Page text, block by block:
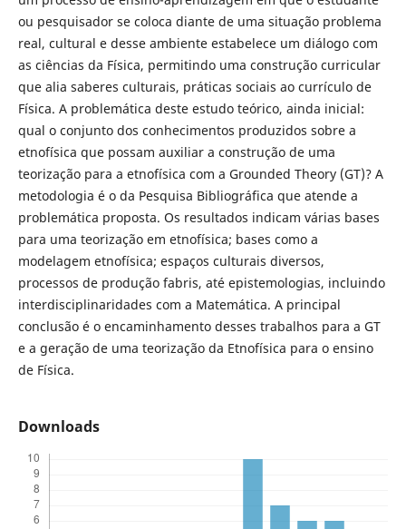
ou pesquisador se coloca diante de uma situação problema
real, cultural e desse ambiente estabelece um diálogo com
as ciências da Física, permitindo uma construção curricular
que alia saberes culturais, práticas sociais ao currículo de
Física. A problemática deste estudo teórico, ainda inicial:
qual o conjunto dos conhecimentos produzidos sobre a
etnofísica que possam auxiliar a construção de uma
teorização para a etnofísica com a Grounded Theory (GT)? A
metodologia é o da Pesquisa Bibliográfica que atende a
problemática proposta. Os resultados indicam várias bases
para uma teorização em etnofísica; bases como a
modelagem etnofísica; espaços culturais diversos,
processos de produção fabris, até epistemologias, incluindo
interdisciplinaridades com a Matemática. A principal
conclusão é o encaminhamento desses trabalhos para a GT
e a geração de uma teorização da Etnofísica para o ensino
de Física.
Downloads